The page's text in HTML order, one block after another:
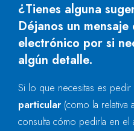
¿Tienes alguna
Déjanos un
electrónico por si
algún detalle.
Si lo que necesitas es pedir
particular (como la relativa
consulta cómo pedirla en el